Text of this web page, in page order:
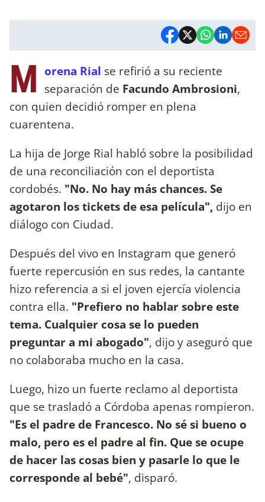
M orena Rial se refirió a su reciente
separación de Facundo Ambrosioni,
con quien decidió romper en plena
cuarentena.
La hija de Jorge Rial habló sobre la posibilidad
de una reconciliación con el deportista
cordobés. "No. No hay más chances. Se
agotaron los tickets de esa película", dijo en
diálogo con Ciudad.
Después del vivo en Instagram que generó
fuerte repercusión en sus redes, la cantante
hizo referencia a si el joven ejercía violencia
contra ella. "Prefiero no hablar sobre este
tema. Cualquier cosa se lo pueden
preguntar a mi abogado", dijo y aseguró que
no colaboraba mucho en la casa.
Luego, hizo un fuerte reclamo al deportista
que se trasladó a Córdoba apenas rompieron.
"Es el padre de Francesco. No sé si bueno o
malo, pero es el padre al fin. Que se ocupe
de hacer las cosas bien y pasarle lo que le
corresponde al bebé", disparó.